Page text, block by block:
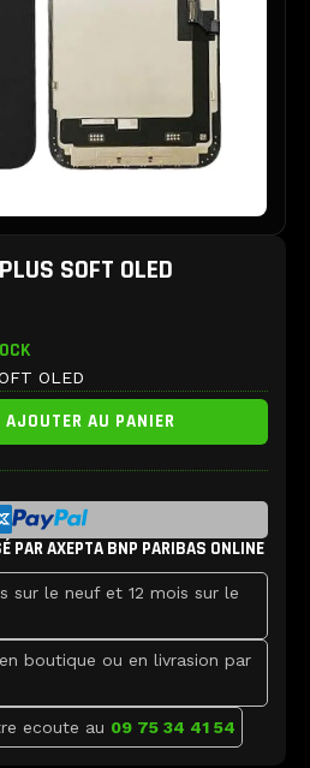
SOFT OLED
OLED
AJOUTER AU PANIER
PAR AXEPTA BNP PARIBAS ONLINE
sur le neuf et 12 mois sur le
boutique ou en livrasion par
ecoute au 09 75 34 41 54